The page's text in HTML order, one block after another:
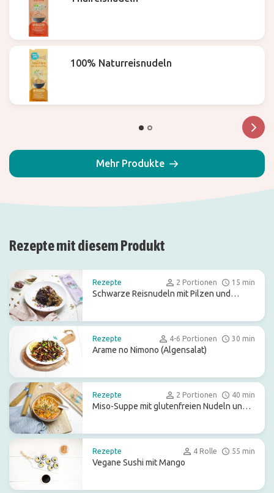
100% Naturreisnudeln
Mehr Produkte
Rezepte mit diesem Produkt
Rezepte 2 Portionen 15 min
Schwarze Reisnudeln mit Pilzen und
Rezepte 4-6 Portionen 30 min
Arame no Nimono (Algensalat)
Rezepte 2 Portionen 40 min
Miso-Suppe mit glutenfreien Nudeln und
Rezepte 4 Rolle 55 min
Vegane Sushi mit Mango